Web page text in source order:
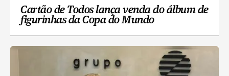
Cartão de Todos lança venda do álbum de
figurinhas da Copa do Mundo